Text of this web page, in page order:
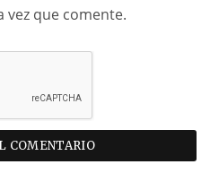
vez que comente.